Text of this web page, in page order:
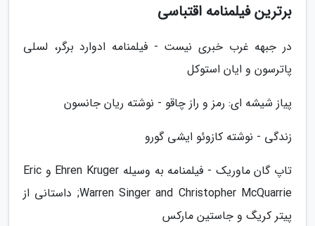
برترین فیلمنامه اقتباسی
در جبهه غرب خبری نیست - فیلمنامه ادوارد برگر، لسلی
پاترسون و ایان استوکل
پیاز شیشه ای: رمز و راز چاقو - نوشته ریان جانسون
زندگی - نوشته کازوئو ایشی گورو
تاپ گان ماوریک - فیلمنامه به وسیله Ehren Kruger و Eric
Warren Singer and Christopher McQuarrie; داستانی از
پیتر کریگ و جاستین مارکس